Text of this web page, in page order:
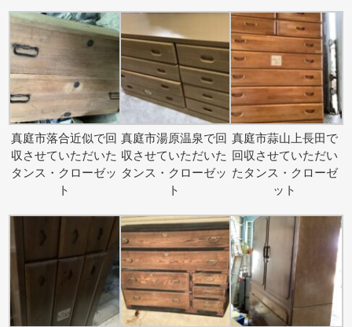
真庭市落合近似で回
収させていただいた
タンス・クローゼッ
ト
真庭市湯原温泉で回
収させていただいた
タンス・クローゼッ
ト
真庭市蒜山上長田で
回収させていただい
たタンス・クローゼ
ット